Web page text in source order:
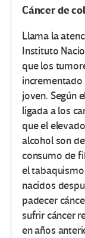
Cáncer de
Llama la
Instituto
que los
joven. Según
ligada a los
que el
alcohol son
consumo de
el
nacidos
padecer
sufrir cáncer
en años